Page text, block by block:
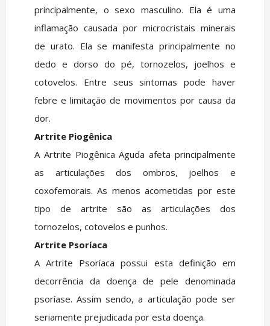
principalmente, o sexo masculino. Ela é uma
inflamação causada por microcristais minerais
de urato. Ela se manifesta principalmente no
dedo e dorso do pé, tornozelos, joelhos e
cotovelos. Entre seus sintomas pode haver
febre e limitação de movimentos por causa da
dor.
Artrite Piogênica
A Artrite Piogênica Aguda afeta principalmente
as articulações dos ombros, joelhos e
coxofemorais. As menos acometidas por este
tipo de artrite são as articulações dos
tornozelos, cotovelos e punhos.
Artrite Psoríaca
A Artrite Psoríaca possui esta definição em
decorrência da doença de pele denominada
psoríase. Assim sendo, a articulação pode ser
seriamente prejudicada por esta doença.